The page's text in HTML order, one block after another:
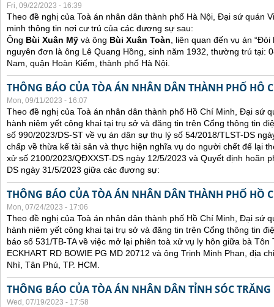
Fri, 09/22/2023 - 16:39
Theo đề nghị của Toà án nhân dân thành phố Hà Nội, Đại sứ quán
minh thông tin nơi cư trú của các đương sự sau:
Ông Bùi Xuân Mỹ và ông Bùi Xuân Toàn , liên quan đến vụ án
nguyên đơn là ông Lê Quang Hồng, sinh năm 1932, thường trú tại:
Nam, quận Hoàn Kiếm, thành phố Hà Nội.
THÔNG BÁO CỦA TÒA ÁN NHÂN DÂN THÀNH PHỐ HÔ
Mon, 09/11/2023 - 16:07
Theo đề nghị của Toà án nhân dân thành phố Hồ Chí Minh, Đại sứ
hành niêm yết công khai tại trụ sở và đăng tin trên Cổng thông tin
số 990/2023/DS-ST về vụ án dân sự thụ lý số 54/2018/TLST-DS
chấp về thừa kế tài sản và thực hiện nghĩa vụ do người chết để lại
xử số 2100/2023/QĐXXST-DS ngày 12/5/2023 và Quyết định hoãn
DS ngày 31/5/2023 giữa các đương sự:
THÔNG BÁO CỦA TÒA ÁN NHÂN DÂN THÀNH PHỐ HỒ
Mon, 07/24/2023 - 17:06
Theo đề nghị của Toà án nhân dân thành phố Hồ Chí Minh, Đại sứ
hành niêm yết công khai tại trụ sở và đăng tin trên Cổng thông tin
báo số 531/TB-TA về việc mở lại phiên toà xử vụ ly hôn giữa bà Tôn
ECKHART RD BOWIE PG MD 20712 và ông Trịnh Minh Phan, địa
Nhì, Tân Phú, TP. HCM.
THÔNG BÁO CỦA TÒA ÁN NHÂN DÂN TỈNH SÓC TRĂNG
Wed, 07/19/2023 - 17:58